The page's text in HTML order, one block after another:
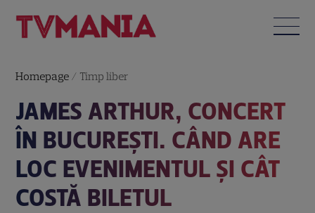
Homepage / Timp liber
JAMES ARTHUR, CONCERT
ÎN BUCUREȘTI. CÂND ARE
LOC EVENIMENTUL ȘI CÂT
COSTĂ BILETUL